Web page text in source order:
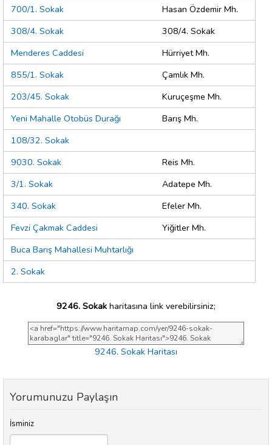
700/1. Sokak
Hasan Özdemir Mh.
308/4. Sokak
308/4. Sokak
Menderes Caddesi
Hürriyet Mh.
855/1. Sokak
Çamlık Mh.
203/45. Sokak
Kuruçeşme Mh.
Yeni Mahalle Otobüs Durağı
Barış Mh.
108/32. Sokak
9030. Sokak
Reis Mh.
3/1. Sokak
Adatepe Mh.
340. Sokak
Efeler Mh.
Fevzi Çakmak Caddesi
Yiğitler Mh.
Buca Barış Mahallesi Muhtarlığı
2. Sokak
9246. Sokak haritasına link verebilirsiniz;
9246. Sokak Haritası
Yorumunuzu Paylaşın
İsminiz